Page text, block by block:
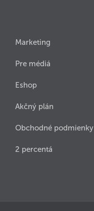
Marketing
Pre médiá
Eshop
Akčný plán
Obchodné podmienky
2 percentá